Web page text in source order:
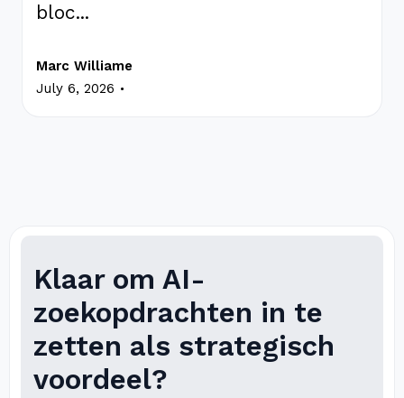
bloc...
Marc Williame
July 6, 2026 .
Klaar om AI-
zoekopdrachten in te
zetten als strategisch
voordeel?